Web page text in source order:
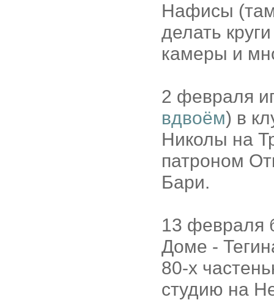
Нафисы (там
делать
камеры и
2 февраля
вдвоём) в
Николы на
патроном
Бари.
13 февраля
Доме -
80-х
студию на